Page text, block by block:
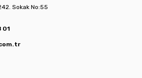
Sokak No:55
01